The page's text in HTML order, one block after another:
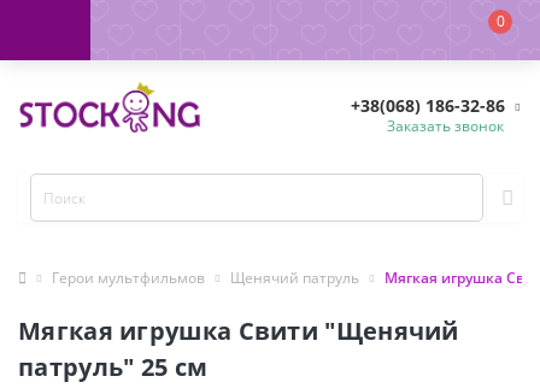
0
+38(068) 186-32-86
Заказать звонок
Герои мультфильмов Щенячий патруль Мягкая игрушка
Мягкая игрушка Свити "Щенячий
патруль" 25 см